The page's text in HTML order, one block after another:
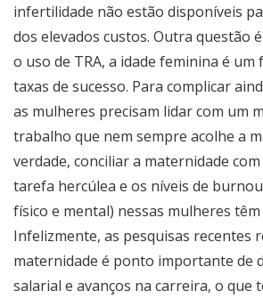
infertilidade não estão disponíveis
dos elevados custos. Outra questão
o uso de TRA, a idade feminina é
taxas de sucesso. Para complicar
as mulheres precisam lidar com um
trabalho que nem sempre acolhe a
verdade, conciliar a maternidade
tarefa hercúlea e os níveis de
físico e mental) nessas mulheres
Infelizmente, as pesquisas recentes
maternidade é ponto importante de
salarial e avanços na carreira, o que